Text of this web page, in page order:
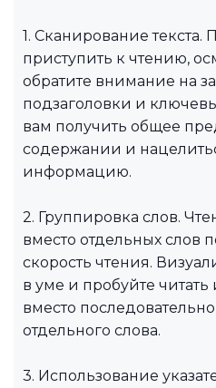
1. Сканирование текста.
приступить к чтению,
обратите внимание на
подзаголовки и
вам получить общее
содержании и
информацию.
2. Группировка слов.
вместо отдельных слов
скорость чтения.
в уме и пробуйте
вместо
отдельного слова.
3. Использование